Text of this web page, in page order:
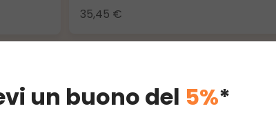
un buono del 5%*
35,45 €